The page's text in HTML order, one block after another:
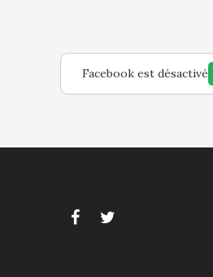
Facebook est désactivé